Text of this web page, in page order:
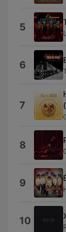
5
6
7
8
9
10